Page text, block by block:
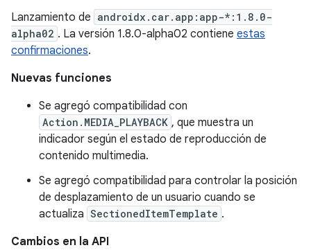
Lanzamiento de androidx.car.app:app-*:1.8.0-
alpha02 . La versión 1.8.0-alpha02 contiene estas
confirmaciones.
Nuevas funciones
Se agregó compatibilidad con
Action.MEDIA_PLAYBACK , que muestra un
indicador según el estado de reproducción de
contenido multimedia.
Se agregó compatibilidad para controlar la posición
de desplazamiento de un usuario cuando se
actualiza SectionedItemTemplate .
Cambios en la API